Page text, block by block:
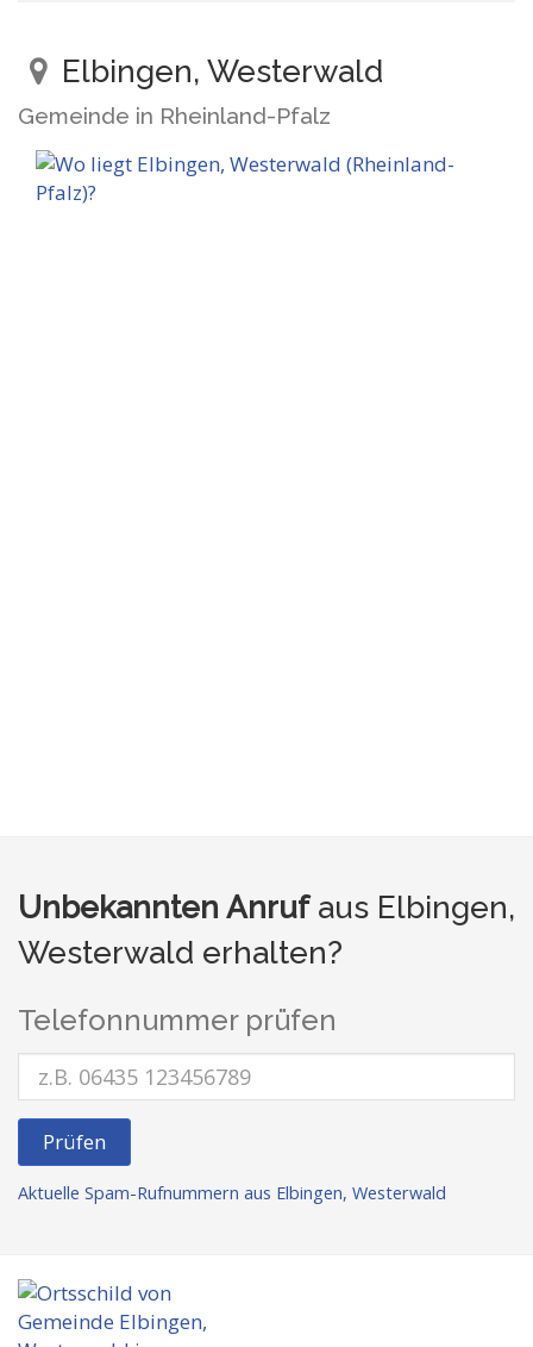
Elbingen, Westerwald
Gemeinde in Rheinland-Pfalz
Unbekannten Anrufaus Elbingen,
Westerwald erhalten?
Telefonnummer prüfen
Prüfen
Aktuelle Spam-Rufnummern aus Elbingen, Westerwald